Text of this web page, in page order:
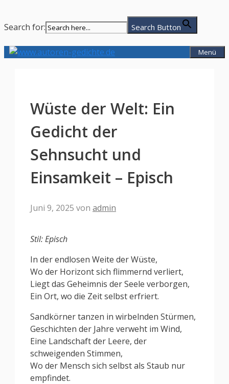
Search for: Search Button
Zum
Menü
Wüste der Welt: Ein
Gedicht der
Sehnsucht und
Einsamkeit – Episch
Juni 9, 2025 von admin
Stil: Episch
In der endlosen Weite der Wüste,
Wo der Horizont sich flimmernd verliert,
Liegt das Geheimnis der Seele verborgen,
Ein Ort, wo die Zeit selbst erfriert.
Sandkörner tanzen in wirbelnden Stürmen,
Geschichten der Jahre verweht im Wind,
Eine Landschaft der Leere, der
schweigenden Stimmen,
Wo der Mensch sich selbst als Staub nur
empfindet.